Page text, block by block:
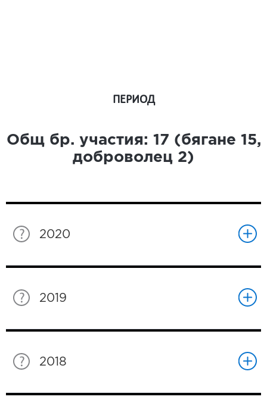
ПЕРИОД
Общ бр. участия: 17 (бягане 15,
доброволец 2)
2020
2019
2018